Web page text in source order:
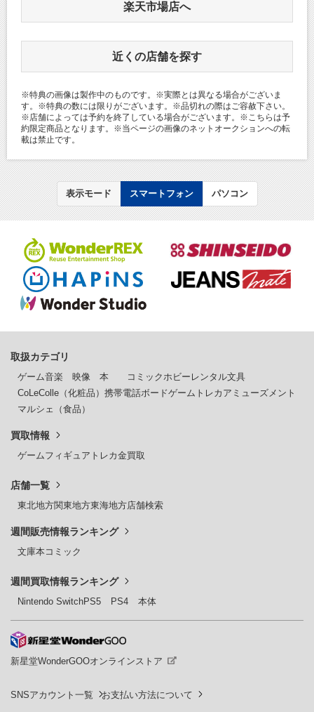
楽天市場店へ
近くの店舗を探す
※特典の画像は製作中のものです。※実際とは異なる場合がございま
す。※特典の数には限りがございます。※品切れの際はご容赦下さい。
※店舗によっては予約を終了している場合がございます。※こちらは予
約限定商品となります。※当ページの画像のネットオークションへの転
載は禁止です。
表示モード スマートフォン パソコン
取扱カテゴリ
ゲーム音楽 映像 本 コミック ホビー レンタル文具
CoLeColle（化粧品） 携帯電話ボードゲーム トレカ アミューズメント
マルシェ（食品）
買取情報
ゲームフィギュア トレカ金買取
店舗一覧
東北地方関東地方東海地方店舗検索
週間販売情報ランキング
文庫本コミック
週間買取情報ランキング
Nintendo SwitchPS5 PS4 本体
新星堂WonderGOOオンラインストア
SNSアカウント一覧 お支払い方法について